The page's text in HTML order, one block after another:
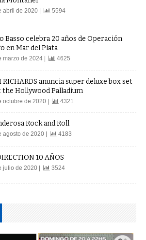
abril de 2020 | 5594
Basso celebra 20 años de Operación
en Mar del Plata
marzo de 2024 | 4625
RICHARDS anuncia super deluxe box set
the Hollywood Palladium
octubre de 2020 | 4321
Rock and Roll
agosto de 2020 | 4183
10 AÑOS
julio de 2020 | 3524